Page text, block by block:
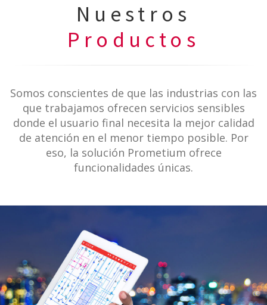
Nuestros
Productos
Somos conscientes de que las industrias con las
que trabajamos ofrecen servicios sensibles
donde el usuario final necesita la mejor calidad
de atención en el menor tiempo posible. Por
eso, la solución Prometium ofrece
funcionalidades únicas.